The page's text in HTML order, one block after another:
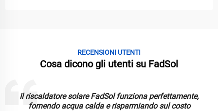
RECENSIONI UTENTI
Cosa dicono gli utenti su FadSol
Le luci solari FadSol sono luminose, durevoli e affidabili.
Ottimo per illuminare il mio giardino in modo sostenibile!